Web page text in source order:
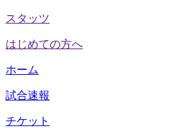
スタッツ
はじめての方へ
ホーム
試合速報
チケット